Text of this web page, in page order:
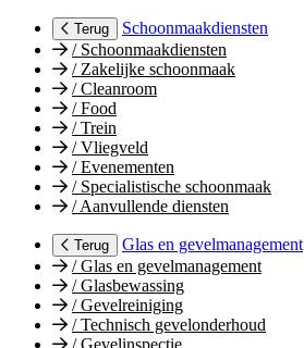
Terug
Schoonmaakdiensten
/Schoonmaakdiensten
/Zakelijke schoonmaak
/Cleanroom
/Food
/Trein
/Vliegveld
/Evenementen
/Specialistische schoonmaak
/Aanvullende diensten
Terug
Glas en gevelmanagement
/Glas en gevelmanagement
/Glasbewassing
/Gevelreiniging
/Technisch gevelonderhoud
/Gevelinspectie